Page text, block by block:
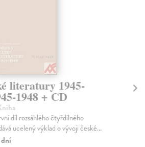
literatury 1945-
1948 + CD
díl rozsáhlého čtyřdílného
ucelený výklad o vývoji české...